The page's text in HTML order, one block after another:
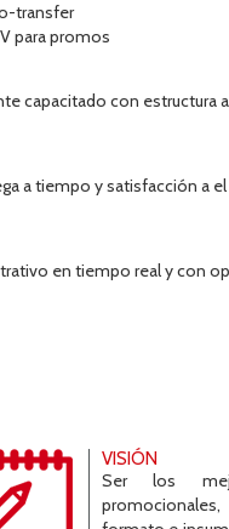
transfer
para promos
capacitado con estructura
a tiempo y satisfacción a
en tiempo real y con
VISIÓN
Ser los